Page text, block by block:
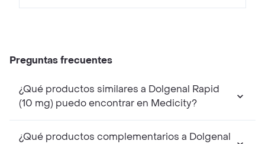
Preguntas frecuentes
¿Qué productos similares a Dolgenal Rapid
(10 mg) puedo encontrar en Medicity?
¿Qué productos complementarios a Dolgenal